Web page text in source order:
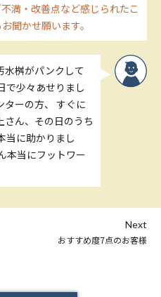
満・改善点など感じられたこ
聞かせ願います。
水桝がパンクして
で少々あせりまし
ターの方、 すぐに
ん、その日のうち
当に助かりまし
本当にフットワー
Next
おすすめ度7点のお客様